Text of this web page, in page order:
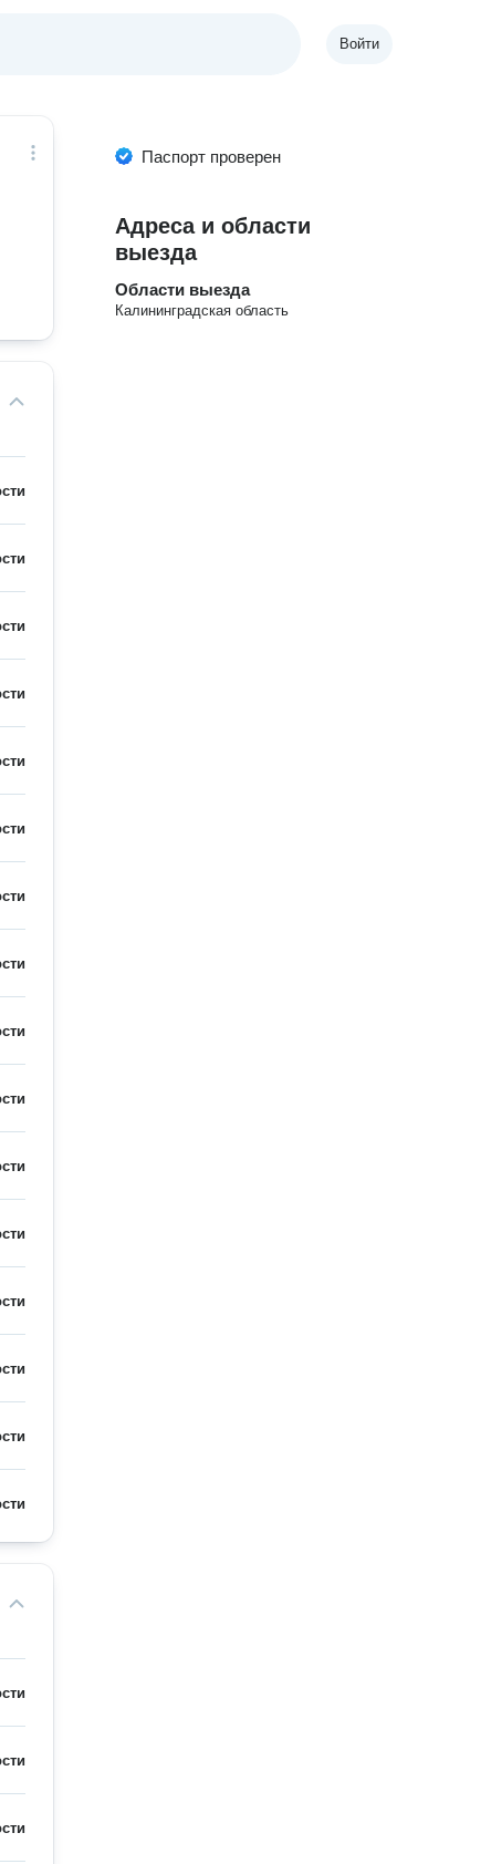
Войти
Паспорт проверен
Адреса и области
выезда
Области выезда
Калининградская область